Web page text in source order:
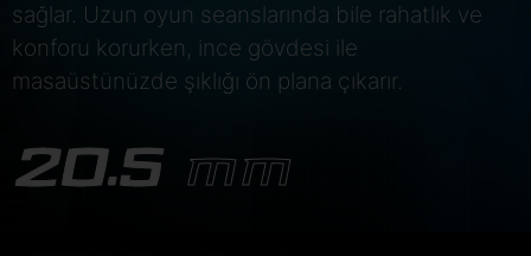
sağlar. Uzun oyun seanslarında bile rahatlık ve
konforu korurken, ince gövdesi ile
masaüstünüzde şıklığı ön plana çıkarır.
20.5 MM